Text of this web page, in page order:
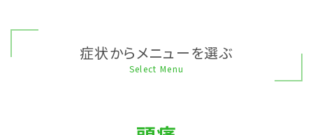
症状からメニューを選ぶ
Select Menu